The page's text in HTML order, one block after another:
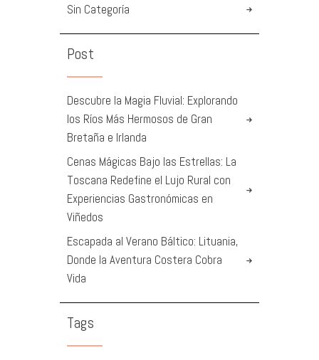
Sin Categoría
Post
Descubre la Magia Fluvial: Explorando
los Ríos Más Hermosos de Gran
Bretaña e Irlanda
Cenas Mágicas Bajo las Estrellas: La
Toscana Redefine el Lujo Rural con
Experiencias Gastronómicas en
Viñedos
Escapada al Verano Báltico: Lituania,
Donde la Aventura Costera Cobra
Vida
Tags